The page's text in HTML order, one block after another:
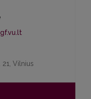
21, Vilnius